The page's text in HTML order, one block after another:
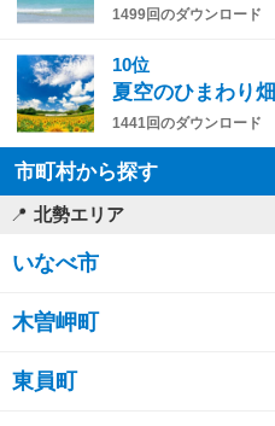
1499回のダウンロード
10位
夏空のひまわり畑
1441回のダウンロード
市町村から探す
北勢エリア
いなべ市
木曽岬町
東員町